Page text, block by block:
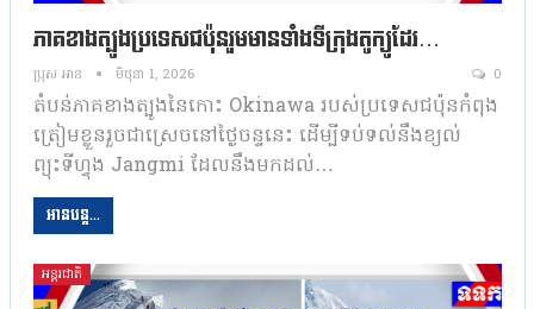
ភាគខាងត្បូងប្រទេសជប៉ុនរួមមានទាំងទីក្រុងតូក្យូដែរ…
ប្រុស អាន មិថុនា 1, 2026 0
តំបន់ភាគខាងត្បូងនៃកោះ Okinawa របស់ប្រទេសជប៉ុនកំពុង
ត្រៀមខ្លួនរួចជាស្រេចនៅថ្ងៃចន្ទនេះ ដើម្បីទប់ទល់នឹងខ្យល់
ព្យុះទីហ្វុង Jangmi ដែលនឹងមកដល់…
អានបន្ត...
អន្តរជាតិ